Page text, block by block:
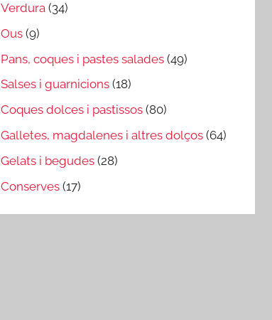
Verdura (34)
Ous (9)
Pans, coques i pastes salades (49)
Salses i guarnicions (18)
Coques dolces i pastissos (80)
Galletes, magdalenes i altres dolços (64)
Gelats i begudes (28)
Conserves (17)